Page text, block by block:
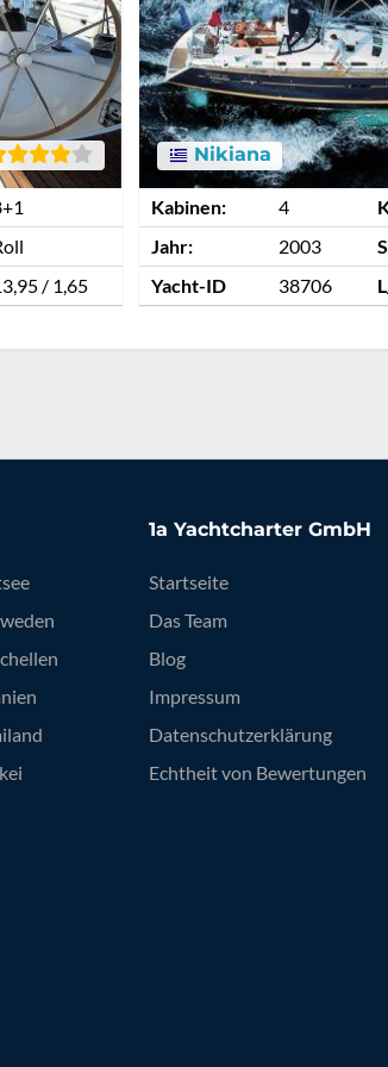
/ 1,65
Nikiana
Kabinen: 4
Jahr:
2003
Yacht-ID
38706
1a Yachtcharter GmbH
Startseite
Das Team
Blog
Impressum
Datenschutzerklärung
Echtheit von Bewertungen